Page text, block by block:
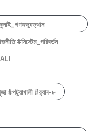
#সিস্টেম_পরিবর্তন
#পটুয়াখালী #র‍্যাব-৮